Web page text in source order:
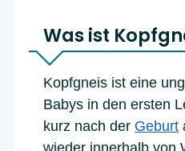
Was ist
Kopfgneis ist eine
Babys in den ersten
kurz nach der Geburt